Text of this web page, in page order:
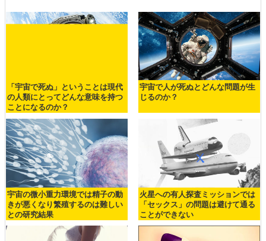
「宇宙で死ぬ」ということは現代
の人類にとってどんな意味を持つ
ことになるのか？
宇宙で人が死ぬとどんな問題が生
じるのか？
宇宙の微小重力環境では精子の動
きが悪くなり繁殖するのは難しい
との研究結果
火星への有人探査ミッションでは
「セックス」の問題は避けて通る
ことができない